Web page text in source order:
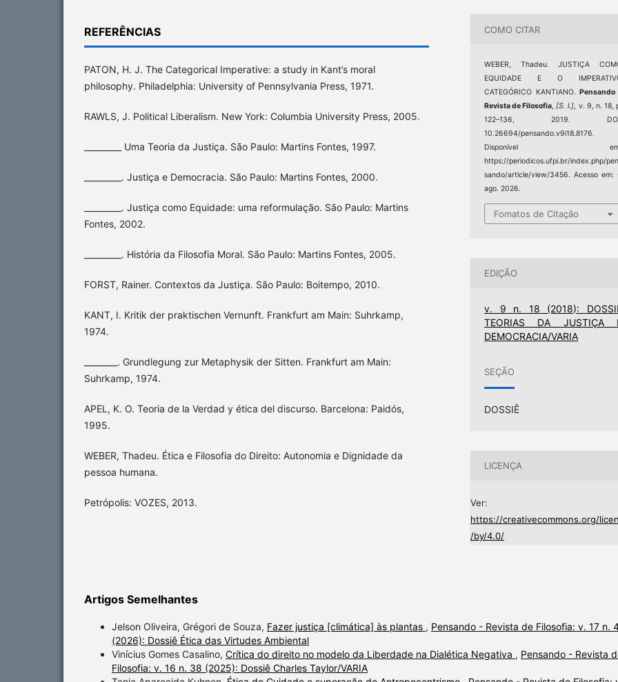
REFERÊNCIAS
PATON, H. J. The Categorical Imperative: a study in Kant’s moral
philosophy. Philadelphia: University of Pennsylvania Press, 1971.
RAWLS, J. Political Liberalism. New York: Columbia University Press, 2005.
_________ Uma Teoria da Justiça. São Paulo: Martins Fontes, 1997.
_________. Justiça e Democracia. São Paulo: Martins Fontes, 2000.
_________. Justiça como Equidade: uma reformulação. São Paulo: Martins
Fontes, 2002.
_________. História da Filosofia Moral. São Paulo: Martins Fontes, 2005.
FORST, Rainer. Contextos da Justiça. São Paulo: Boitempo, 2010.
KANT, I. Kritik der praktischen Vernunft. Frankfurt am Main: Suhrkamp,
1974.
________. Grundlegung zur Metaphysik der Sitten. Frankfurt am Main:
Suhrkamp, 1974.
APEL, K. O. Teoria de la Verdad y ética del discurso. Barcelona: Paidós,
1995.
WEBER, Thadeu. Ética e Filosofia do Direito: Autonomia e Dignidade da
pessoa humana.
Petrópolis: VOZES, 2013.
COMO CITAR
WEBER, Thadeu. JUSTIÇA
EQUIDADE E O
CATEGÓRICO KANTIANO.
Revista de Filosofia,[S. l.], v. 9, n. 18,
122–136, 2019.
10.26694/pensando.v9i18.8176.
Disponível
https://periodicos.ufpi.br/index.php/pen
sando/article/view/3456. Acesso em:
ago. 2026.
Fomatos de Citação
EDIÇÃO
v. 9 n. 18 (2018):
TEORIAS DA JUSTIÇA
DEMOCRACIA/VARIA
SEÇÃO
DOSSIÊ
LICENÇA
Ver:
https://creativecommons.org/
/by/4.0/
Artigos Semelhantes
Jelson Oliveira, Grégori de Souza, Fazer justiça [climática] às plantas , Pensando - Revista de Filosofia: v. 17 n.
(2026): Dossiê Ética das Virtudes Ambiental
Vinícius Gomes Casalino, Crítica do direito no modelo da Liberdade na Dialética Negativa , Pensando - Revista
Filosofia: v. 16 n. 38 (2025): Dossiê Charles Taylor/VARIA